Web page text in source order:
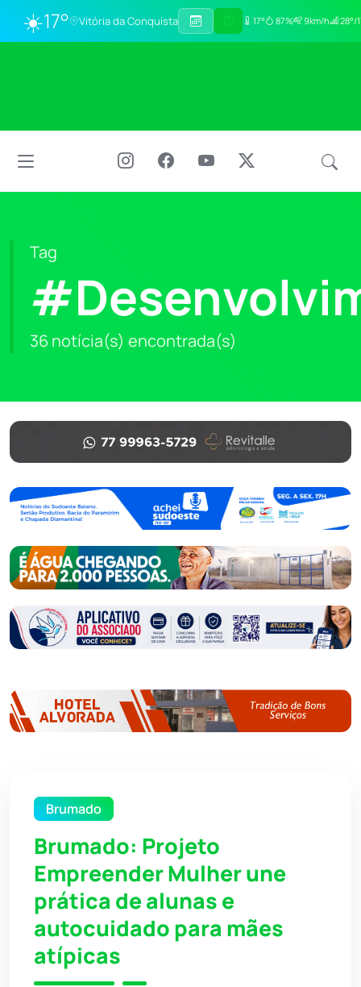
☀️17° Vitória da Conquista 17° 87% 9km/h 28°/
Tag
36 notícia(s) encontrada(s)
Brumado
Brumado: Projeto
Empreender Mulher une
prática de alunas e
autocuidado para mães
atípicas